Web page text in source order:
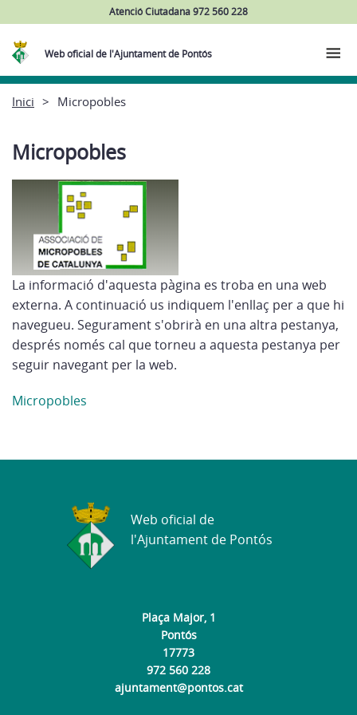
Atenció Ciutadana 972 560 228
Web oficial de l'Ajuntament de Pontós
Inici Micropobles
Micropobles
La informació d'aquesta pàgina es troba en una web
externa. A continuació us indiquem l'enllaç per a que hi
navegueu. Segurament s'obrirà en una altra pestanya,
després només cal que torneu a aquesta pestanya per
seguir navegant per la web.
Micropobles
Plaça Major, 1
Pontós
17773
972 560 228
ajuntament@pontos.cat
Web oficial de
l'Ajuntament de Pontós